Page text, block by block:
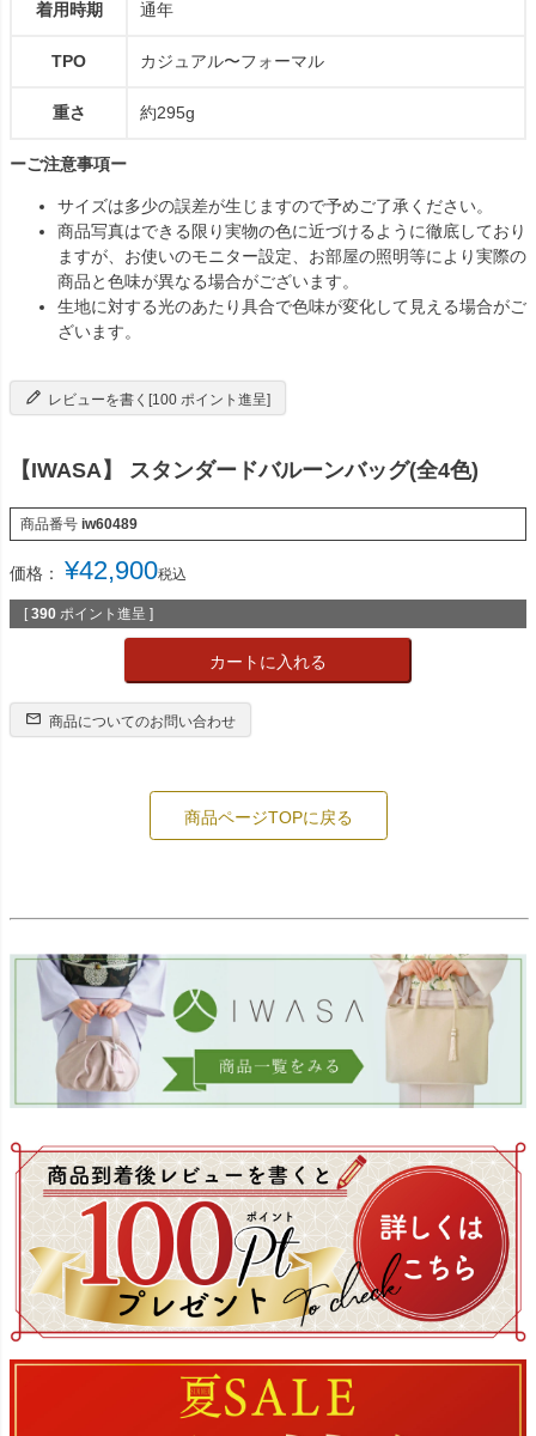
着用時期 通年
TPO カジュアル〜フォーマル
重さ 約295g
ーご注意事項ー
サイズは多少の誤差が生じますので予めご了承ください。
商品写真はできる限り実物の色に近づけるように徹底しており
ますが、お使いのモニター設定、お部屋の照明等により実際の
商品と色味が異なる場合がございます。
生地に対する光のあたり具合で色味が変化して見える場合がご
ざいます。
レビューを書く[100 ポイント進呈]
【IWASA】 スタンダードバルーンバッグ(全4色)
商品番号 iw60489
価格： ¥42,900税込
[ 390 ポイント進呈 ]
カートに入れる
商品についてのお問い合わせ
商品ページTOPに戻る